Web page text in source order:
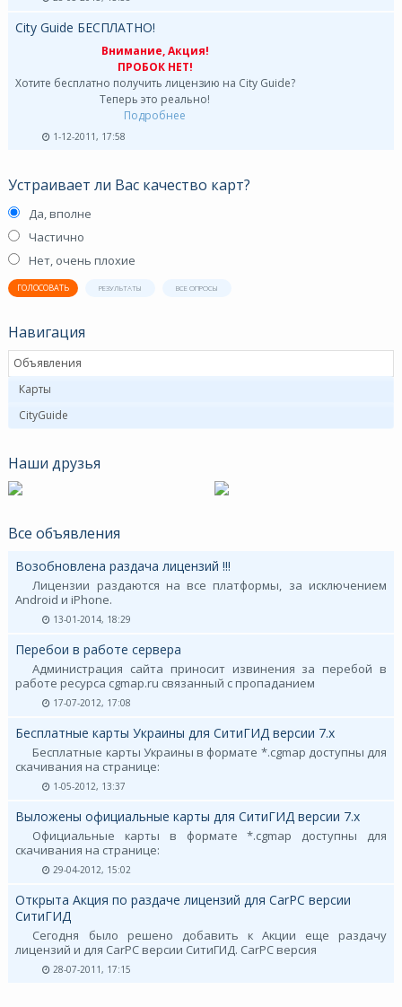
City Guide БЕСПЛАТНО!
Внимание, Акция!
ПРОБОК НЕТ!
Хотите бесплатно получить лицензию на City Guide?
Теперь это реально!
Подробнее
1-12-2011, 17:58
Устраивает ли Вас качество карт?
Да, вполне
Частично
Нет, очень плохие
ГОЛОСОВАТЬ РЕЗУЛЬТАТЫ ВСЕ ОПРОСЫ
Навигация
Объявления
Карты
CityGuide
Наши друзья
Все объявления
Возобновлена раздача лицензий !!!
Лицензии раздаются на все платформы, за исключением
Android и iPhone.
13-01-2014, 18:29
Перебои в работе сервера
Администрация сайта приносит извинения за перебой в
работе ресурса cgmap.ru связанный с пропаданием
17-07-2012, 17:08
Бесплатные карты Украины для СитиГИД версии 7.х
Бесплатные карты Украины в формате *.cgmap доступны для
скачивания на странице:
1-05-2012, 13:37
Выложены официальные карты для СитиГИД версии 7.х
Официальные карты в формате *.cgmap доступны для
скачивания на странице:
29-04-2012, 15:02
Открыта Акция по раздаче лицензий для CarPC версии
СитиГИД
Сегодня было решено добавить к Акции еще раздачу
лицензий и для CarPC версии СитиГИД. CarPC версия
28-07-2011, 17:15